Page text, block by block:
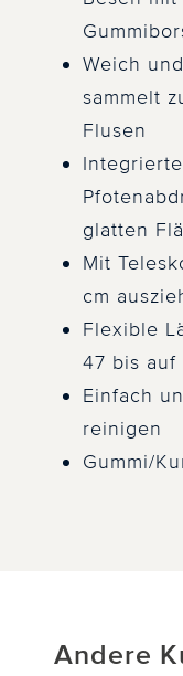
Weich
sammelt
Flusen
glatten
Mit
cm
Flexible
47 bis auf
Einfach
reinigen
Gummi/
Andere